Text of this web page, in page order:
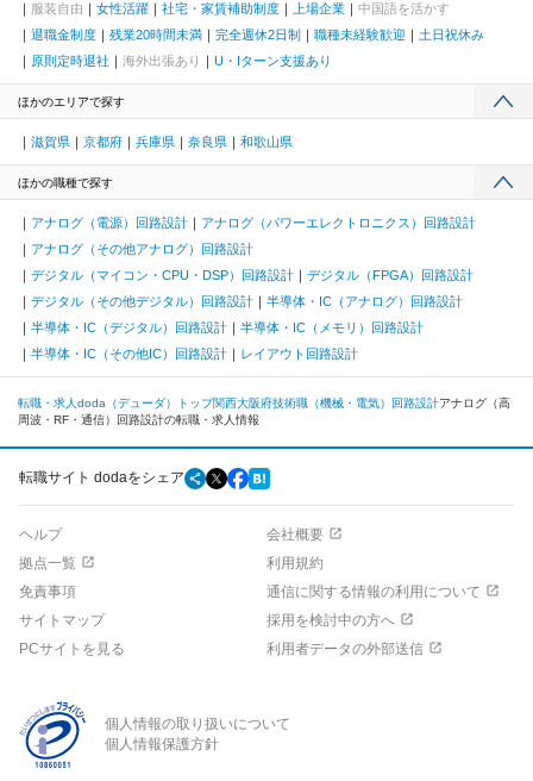
服装自由
女性活躍 社宅・家賃補助制度 上場企業
中国語を活かす
退職金制度
残業20時間未満 完全週休2日制 職種未経験歓迎
土日祝休み
原則定時退社
海外出張あり U・Iターン支援あり
ほかのエリアで探す
滋賀県 京都府 兵庫県 奈良県 和歌山県
ほかの職種で探す
アナログ（電源）回路設計
アナログ（パワーエレクトロニクス）回路設計
アナログ（その他アナログ）回路設計
デジタル（マイコン・CPU・DSP）回路設計
デジタル（FPGA）回路設計
デジタル（その他デジタル）回路設計
半導体・IC（アナログ）回路設計
半導体・IC（デジタル）回路設計
半導体・IC（メモリ）回路設計
半導体・IC（その他IC）回路設計
レイアウト回路設計
転職・求人doda（デューダ）トップ関西大阪府技術職（機械・電気） 回路設計アナログ（高
周波・RF・通信）回路設計の転職・求人情報
転職サイト dodaをシェア
ヘルプ
会社概要
拠点一覧
利用規約
免責事項
通信に関する情報の利用について
サイトマップ
採用を検討中の方へ
PCサイトを見る
利用者データの外部送信
個人情報の取り扱いについて
個人情報保護方針